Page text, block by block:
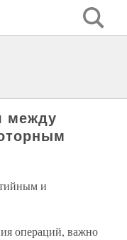
между
и
операций, важно